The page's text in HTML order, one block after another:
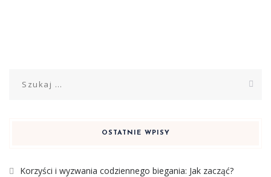
OSTATNIE WPISY
Korzyści i wyzwania codziennego biegania: Jak zacząć?